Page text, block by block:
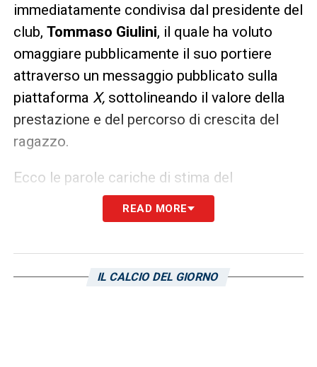
immediatamente condivisa dal presidente del
club, Tommaso Giulini, il quale ha voluto
omaggiare pubblicamente il suo portiere
attraverso un messaggio pubblicato sulla
piattaforma X, sottolineando il valore della
prestazione e del percorso di crescita del
ragazzo.
Ecco le parole cariche di stima del
presidente, che non ha nascosto un velo di
soddisfazione per il premio finalmente
«Finalmente ti hanno dato il premio di MVP,
READ MORE
IL CALCIO DEL GIORNO